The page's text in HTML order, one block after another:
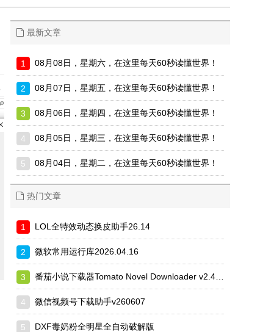
最新文章
08月08日，星期六，在这里每天60秒读懂世界！
08月07日，星期五，在这里每天60秒读懂世界！
08月06日，星期四，在这里每天60秒读懂世界！
08月05日，星期三，在这里每天60秒读懂世界！
08月04日，星期二，在这里每天60秒读懂世界！
热门文章
LOL全特效动态换皮助手26.14
微软常用运行库2026.04.16
番茄小说下载器Tomato Novel Downloader v2.4.10
微信视频号下载助手v260607
DXF毒奶粉全明星全自动破解版